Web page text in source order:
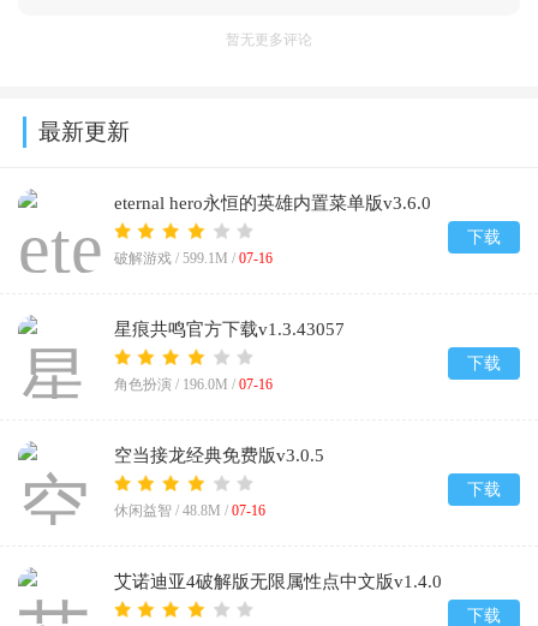
暂无更多评论
最新更新
eternal hero永恒的英雄内置菜单版v3.6.0
中文版
破解游戏 / 599.1M / 07-16
下载
星痕共鸣官方下载v1.3.43057
角色扮演 / 196.0M / 07-16
下载
空当接龙经典免费版v3.0.5
休闲益智 / 48.8M / 07-16
下载
艾诺迪亚4破解版无限属性点中文版v1.4.0
下载